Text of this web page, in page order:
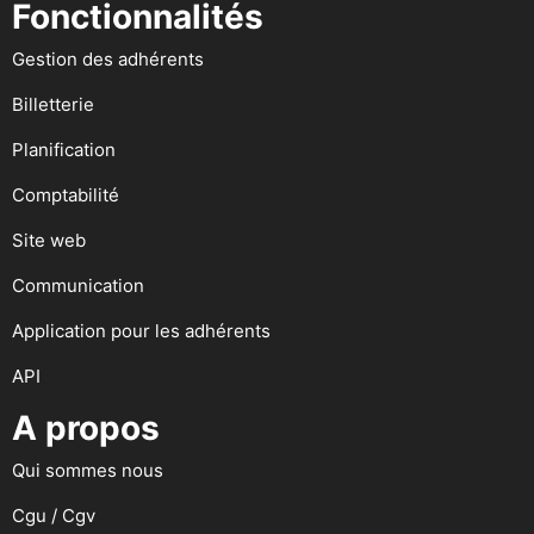
Fonctionnalités
Gestion des adhérents
Billetterie
Planification
Comptabilité
Site web
Communication
Application pour les adhérents
API
A propos
Qui sommes nous
Cgu / Cgv